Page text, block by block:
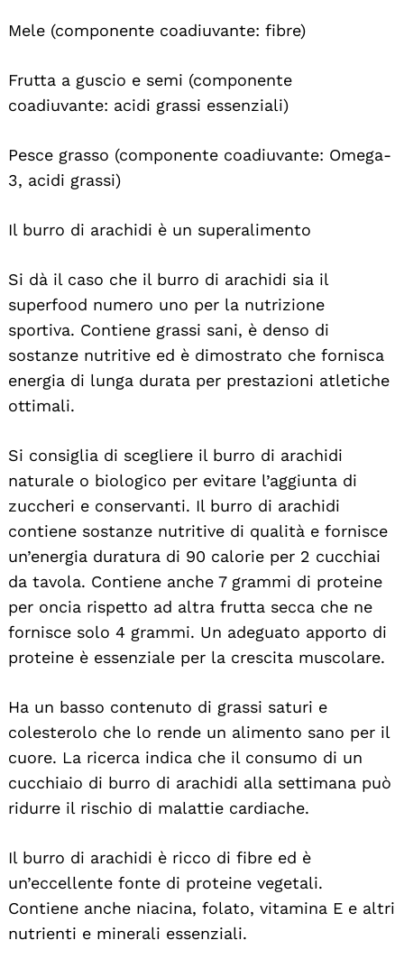
Mele (componente coadiuvante: fibre)
Frutta a guscio e semi (componente
coadiuvante: acidi grassi essenziali)
Pesce grasso (componente coadiuvante: Omega-
3, acidi grassi)
Il burro di arachidi è un superalimento
Si dà il caso che il burro di arachidi sia il
superfood numero uno per la nutrizione
sportiva. Contiene grassi sani, è denso di
sostanze nutritive ed è dimostrato che fornisca
energia di lunga durata per prestazioni atletiche
ottimali.
Si consiglia di scegliere il burro di arachidi
naturale o biologico per evitare l’aggiunta di
zuccheri e conservanti. Il burro di arachidi
contiene sostanze nutritive di qualità e fornisce
un’energia duratura di 90 calorie per 2 cucchiai
da tavola. Contiene anche 7 grammi di proteine
per oncia rispetto ad altra frutta secca che ne
fornisce solo 4 grammi. Un adeguato apporto di
proteine è essenziale per la crescita muscolare.
Ha un basso contenuto di grassi saturi e
colesterolo che lo rende un alimento sano per il
cuore. La ricerca indica che il consumo di un
cucchiaio di burro di arachidi alla settimana può
ridurre il rischio di malattie cardiache.
Il burro di arachidi è ricco di fibre ed è
un’eccellente fonte di proteine vegetali.
Contiene anche niacina, folato, vitamina E e altri
nutrienti e minerali essenziali.